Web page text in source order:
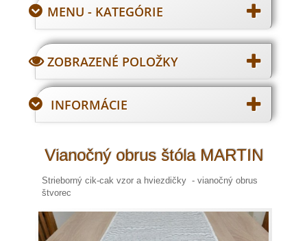
MENU - KATEGÓRIE
ZOBRAZENÉ POLOŽKY
INFORMÁCIE
Vianočný obrus štóla MARTIN
Strieborný cik-cak vzor a hviezdičky - vianočný obrus
štvorec